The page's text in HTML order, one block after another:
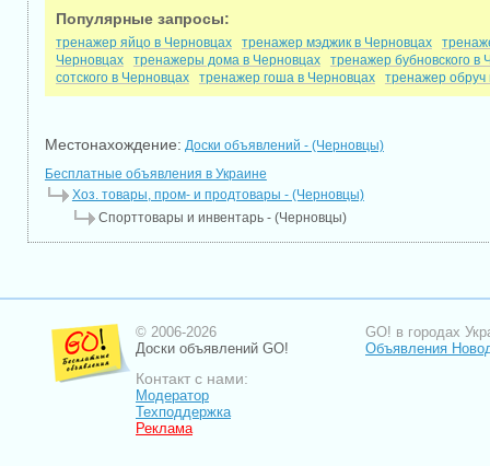
Популярные запросы:
тренажер яйцо в Черновцах тренажер мэджик в Черновцах
Черновцах
тренажеры дома в Черновцах
тренажер бубновского в
сотского в Черновцах
тренажер гоша в Черновцах тренажер обруч
Местонахождение: Доски объявлений - (Черновцы)
Бесплатные объявления в Украине
Хоз. товары, пром- и продтовары - (Черновцы)
Спорттовары и инвентарь - (Черновцы)
© 2006-2026
Доски объявлений GO!
Контакт с нами:
Модератор
Техподдержка
Реклама
GO! в городах
Объявления